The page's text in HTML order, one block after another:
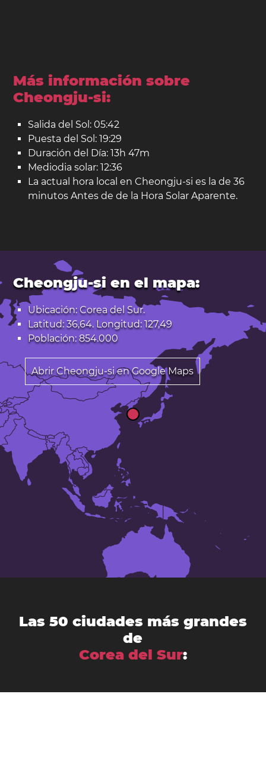
Más información sobre
Cheongju-si:
Salida del Sol: 05:42
Puesta del Sol: 19:29
Duración del Día: 13h 47m
Mediodia solar: 12:36
La actual hora local en Cheongju-si es la de 36
minutos Antes de de la Hora Solar Aparente.
Cheongju-si en el mapa:
Ubicación: Corea del Sur.
Latitud: 36,64. Longitud: 127,49
Población: 854.000
Abrir Cheongju-si en Google Maps
Las 50 ciudades más grandes
de
Corea del Sur: